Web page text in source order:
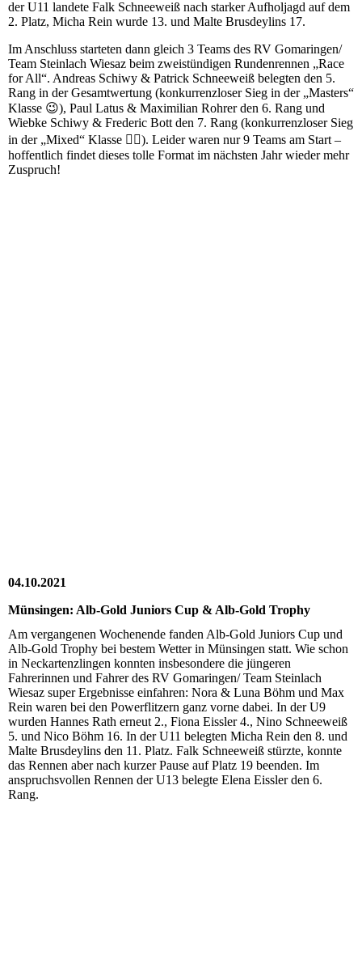
der U11 landete Falk Schneeweiß nach starker Aufholjagd auf dem
2. Platz, Micha Rein wurde 13. und Malte Brusdeylins 17.
Im Anschluss starteten dann gleich 3 Teams des RV Gomaringen/
Team Steinlach Wiesaz beim zweistündigen Rundenrennen „Race
for All“. Andreas Schiwy & Patrick Schneeweiß belegten den 5.
Rang in der Gesamtwertung (konkurrenzloser Sieg in der „Masters“
Klasse 😉), Paul Latus & Maximilian Rohrer den 6. Rang und
Wiebke Schiwy & Frederic Bott den 7. Rang (konkurrenzloser Sieg
in der „Mixed“ Klasse 🤷‍♀️). Leider waren nur 9 Teams am Start –
hoffentlich findet dieses tolle Format im nächsten Jahr wieder mehr
Zuspruch!
04.10.2021
Münsingen: Alb-Gold Juniors Cup & Alb-Gold Trophy
Am vergangenen Wochenende fanden Alb-Gold Juniors Cup und
Alb-Gold Trophy bei bestem Wetter in Münsingen statt. Wie schon
in Neckartenzlingen konnten insbesondere die jüngeren
Fahrerinnen und Fahrer des RV Gomaringen/ Team Steinlach
Wiesaz super Ergebnisse einfahren: Nora & Luna Böhm und Max
Rein waren bei den Powerflitzern ganz vorne dabei. In der U9
wurden Hannes Rath erneut 2., Fiona Eissler 4., Nino Schneeweiß
5. und Nico Böhm 16. In der U11 belegten Micha Rein den 8. und
Malte Brusdeylins den 11. Platz. Falk Schneeweiß stürzte, konnte
das Rennen aber nach kurzer Pause auf Platz 19 beenden. Im
anspruchsvollen Rennen der U13 belegte Elena Eissler den 6.
Rang.